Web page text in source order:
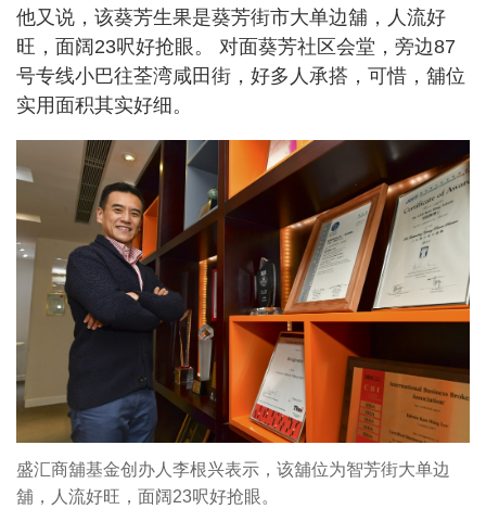
他又说，该葵芳生果是葵芳街市大单边舖，人流好
旺，面阔23呎好抢眼。 对面葵芳社区会堂，旁边87
号专线小巴往荃湾咸田街，好多人承搭，可惜，舖位
实用面积其实好细。
盛汇商舖基金创办人李根兴表示，该舖位为智芳街大单边
舖，人流好旺，面阔23呎好抢眼。